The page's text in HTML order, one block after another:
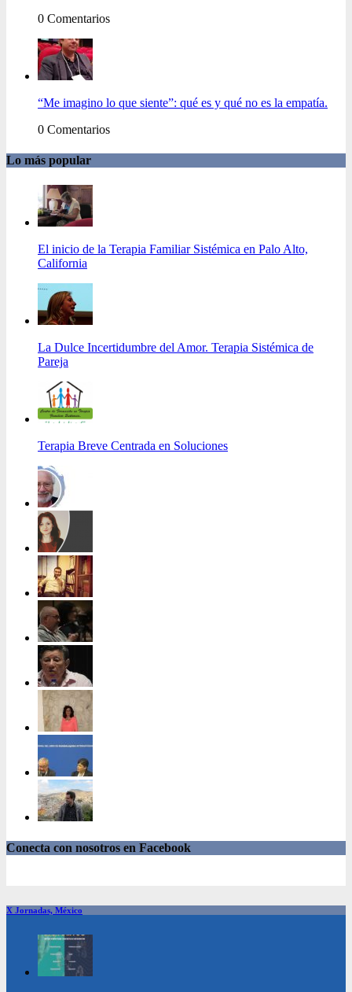
0 Comentarios
“Me imagino lo que siente”: qué es y qué no es la empatía.
0 Comentarios
Lo más popular
El inicio de la Terapia Familiar Sistémica en Palo Alto,
California
La Dulce Incertidumbre del Amor. Terapia Sistémica de
Pareja
Terapia Breve Centrada en Soluciones
Conecta con nosotros en Facebook
X Jornadas, México